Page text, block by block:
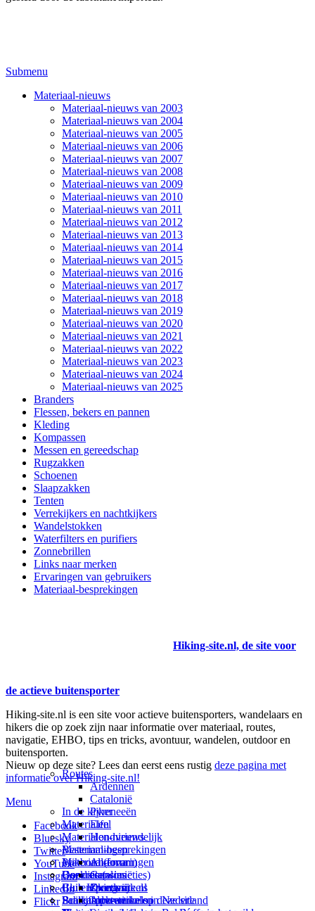
Submenu
Materiaal-nieuws
Materiaal-nieuws van 2003
Materiaal-nieuws van 2004
Materiaal-nieuws van 2005
Materiaal-nieuws van 2006
Materiaal-nieuws van 2007
Materiaal-nieuws van 2008
Materiaal-nieuws van 2009
Materiaal-nieuws van 2010
Materiaal-nieuws van 2011
Materiaal-nieuws van 2012
Materiaal-nieuws van 2013
Materiaal-nieuws van 2014
Materiaal-nieuws van 2015
Materiaal-nieuws van 2016
Materiaal-nieuws van 2017
Materiaal-nieuws van 2018
Materiaal-nieuws van 2019
Materiaal-nieuws van 2020
Materiaal-nieuws van 2021
Materiaal-nieuws van 2022
Materiaal-nieuws van 2023
Materiaal-nieuws van 2024
Materiaal-nieuws van 2025
Branders
Flessen, bekers en pannen
Kleding
Kompassen
Messen en gereedschap
Rugzakken
Schoenen
Slaapzakken
Tenten
Verrekijkers en nachtkijkers
Wandelstokken
Waterfilters en purifiers
Zonnebrillen
Links naar merken
Ervaringen van gebruikers
Materiaal-besprekingen
Hiking-site.nl, de site voor
de actieve buitensporter
Hiking-site.nl is een site voor actieve buitensporters, wandelaars en
hikers die op zoek zijn naar informatie over materiaal, routes,
navigatie, EHBO, tips en tricks, avontuur, wandelen, outdoor en
buitensporten.
Nieuw op deze site? Lees dan eerst eens rustig deze pagina met
informatie over Hiking-site.nl!
Menu
Facebook
Bluesky
Twitter
YouTube
Instagram
LinkedIn
Flickr
Prikbord (forum)
Goodies (winacties)
Club Hiking-site.nl
Schrijfblok-artikelen
In de kijker
Materialen
Materialen-nieuws
Materiaal-besprekingen
Materiaal-ervaringen
Boekrecensies
Buitensportwinkels
Buitensportwinkels in Nederland
Routes
Ardennen
Catalonië
Pyreneeën
Eifel
Hondvriendelijk
Bestemmingen
Andorra
Catalonië
Zweden
Paalkamperen
Deze site
Over mij
Adverteren op deze site